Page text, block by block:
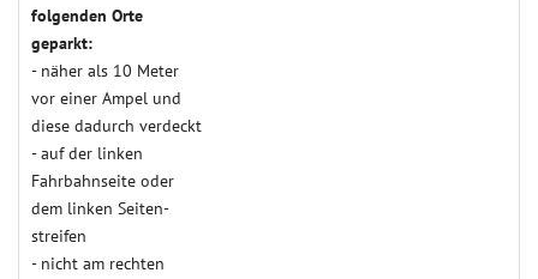
folgenden Orte
geparkt:
- näher als 10 Meter
vor einer Ampel und
diese dadurch verdeckt
- auf der linken
Fahrbahn­seite oder
dem linken Seiten­
streifen
- nicht am rechten